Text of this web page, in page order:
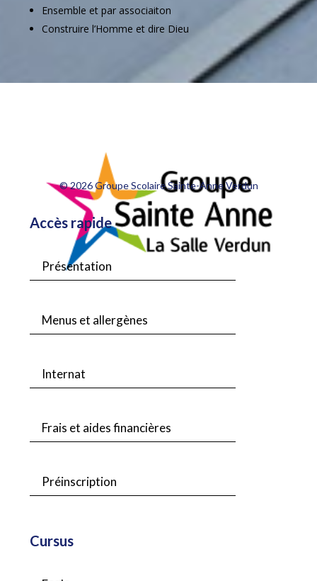
Ensemble et par associaiton
Construire l’Homme et dire Dieu
© 2026 Groupe Scolaire Sainte-Anne Verdun
Accès rapide
Présentation
Menus et allergènes
Internat
Frais et aides financières
Préinscription
Cursus